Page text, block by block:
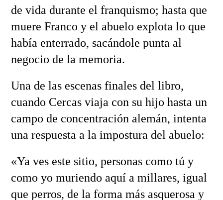
de vida durante el franquismo; hasta que
muere Franco y el abuelo explota lo que
había enterrado, sacándole punta al
negocio de la memoria.
Una de las escenas finales del libro,
cuando Cercas viaja con su hijo hasta un
campo de concentración alemán, intenta
una respuesta a la impostura del abuelo:
«Ya ves este sitio, personas como tú y
como yo muriendo aquí a millares, igual
que perros, de la forma más asquerosa y